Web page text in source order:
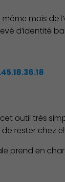
mois
d’identité
outil très
rester chez
prend en